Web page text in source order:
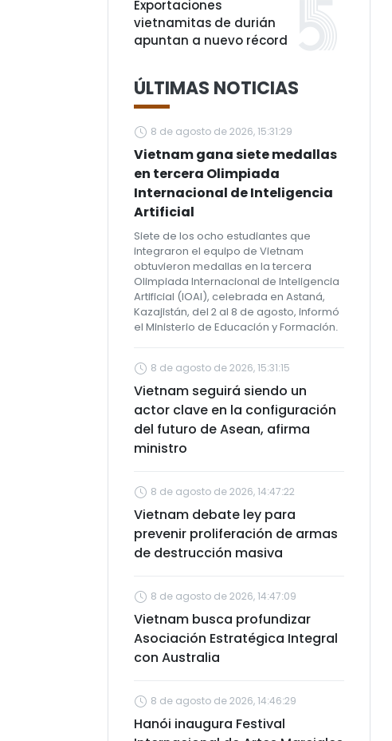
Exportaciones
vietnamitas de durián
apuntan a nuevo récord
ÚLTIMAS NOTICIAS
8 de agosto de 2026, 15:31:29
Vietnam gana siete medallas
en tercera Olimpiada
Internacional de Inteligencia
Artificial
Siete de los ocho estudiantes que
integraron el equipo de Vietnam
obtuvieron medallas en la tercera
Olimpiada Internacional de Inteligencia
Artificial (IOAI), celebrada en Astaná,
Kazajistán, del 2 al 8 de agosto, informó
el Ministerio de Educación y Formación.
8 de agosto de 2026, 15:31:15
Vietnam seguirá siendo un
actor clave en la configuración
del futuro de Asean, afirma
ministro
8 de agosto de 2026, 14:47:22
Vietnam debate ley para
prevenir proliferación de armas
de destrucción masiva
8 de agosto de 2026, 14:47:09
Vietnam busca profundizar
Asociación Estratégica Integral
con Australia
8 de agosto de 2026, 14:46:29
Hanói inaugura Festival